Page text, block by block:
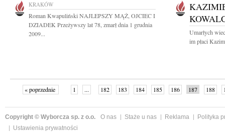
KRAKÓW
Roman Kwapuliński NAJLEPSZY MĄŻ, OJCIEC I
DZIADEK Przeżywszy lat 78, zmarł dnia 1 grudnia
2009...
Umarłych
im płaci
« poprzednie 1 ... 182 183 184 185 186 187 188
Copyright © Wyborcza sp. z o.o. O nas Staże u nas Reklama
Polityka
Ustawienia prywatności